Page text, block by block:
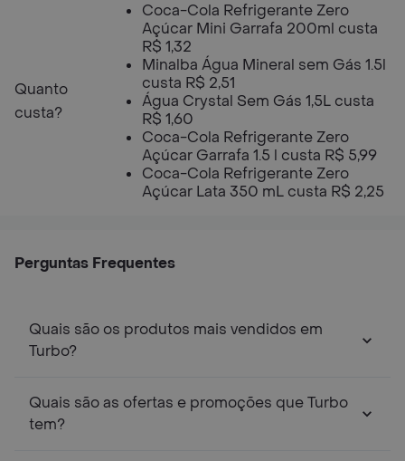
Quanto
custa?
Coca-Cola Refrigerante Zero
Açúcar Mini Garrafa 200ml custa
R$ 1,32
Minalba Água Mineral sem Gás 1.5l
custa R$ 2,51
Água Crystal Sem Gás 1,5L custa
R$ 1,60
Coca-Cola Refrigerante Zero
Açúcar Garrafa 1.5 l custa R$ 5,99
Coca-Cola Refrigerante Zero
Açúcar Lata 350 mL custa R$ 2,25
Perguntas Frequentes
Quais são os produtos mais vendidos em
Turbo?
Quais são as ofertas e promoções que Turbo
tem?